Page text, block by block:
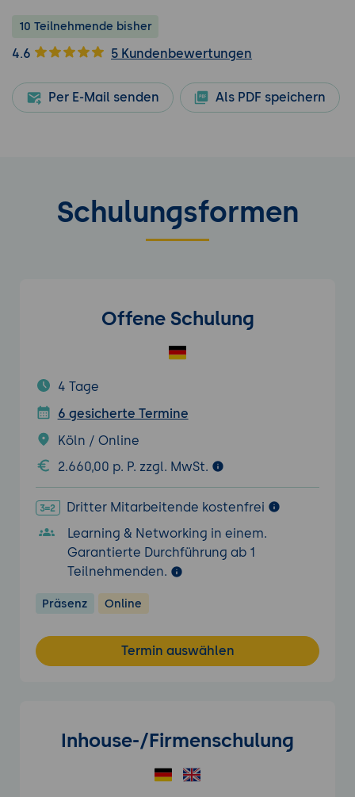
10 Teilnehmende bisher
4.6 5 Kundenbewertungen
Per E-Mail senden Als PDF speichern
Schulungsformen
Offene Schulung
4 Tage
6 gesicherte Termine
Köln / Online
2.660,00 p. P. zzgl. MwSt.
Dritter Mitarbeitende kostenfrei
Learning & Networking in einem.
Garantierte Durchführung ab 1
Teilnehmenden.
Präsenz Online
Termin auswählen
Inhouse-/Firmenschulung